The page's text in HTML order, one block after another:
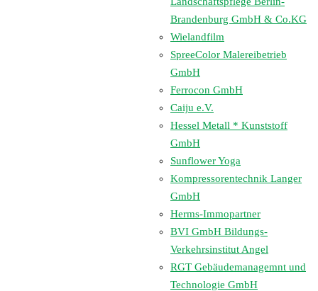
Brandenburg GmbH & Co.KG
Wielandfilm
SpreeColor Malereibetrieb
GmbH
Ferrocon GmbH
Caiju e.V.
Hessel Metall * Kunststoff
GmbH
Sunflower Yoga
Kompressorentechnik Langer
GmbH
Herms-Immopartner
BVI GmbH Bildungs-
Verkehrsinstitut Angel
RGT Gebäudemanagemnt und
Technologie GmbH